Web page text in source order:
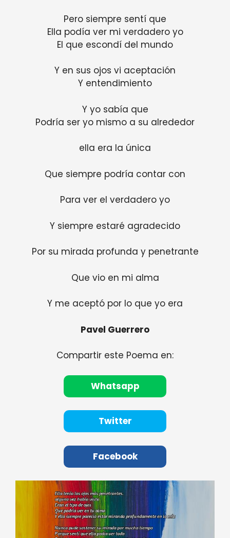
Pero siempre sentí que
Ella podía ver mi verdadero yo
El que escondí del mundo
Y en sus ojos vi aceptación
Y entendimiento
Y yo sabía que
Podría ser yo mismo a su alrededor
ella era la única
Que siempre podría contar con
Para ver el verdadero yo
Y siempre estaré agradecido
Por su mirada profunda y penetrante
Que vio en mi alma
Y me aceptó por lo que yo era
Pavel Guerrero
Compartir este Poema en:
Whatsapp
Twitter
Facebook